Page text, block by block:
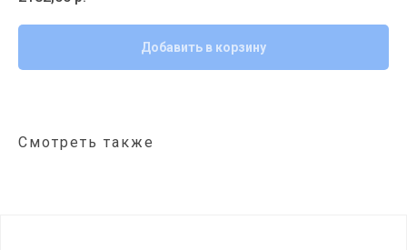
Добавить в корзину
Смотреть также